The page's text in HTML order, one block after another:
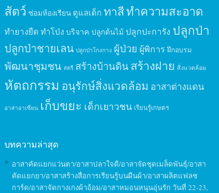
สัตว์ ซ่อมห้องเรียน ดูแลเด็ก ทาสีทำความสะอาด
ทำยางยืด ทำโป่ง บริจาค ปลูกต้นไม้ ปลูกปะการัง ปลูกป่า
ปลูกป่าชายเลน ปลูกป่าโกงกาง ผู้ป่วย ผู้พิการ ฝึกอบรม
พัฒนาชุมชน สตรี สร้างบ้านดินสร้างฝาย สิ่งแวดล้อม
หัตถกรรม อนุรักษ์สิ่งแวดล้อม อาสาต่างแดน
อาสาอาเซียน เก็บขยะ เด็กเยาวชน เรียนรู้เกษตร
บทความล่าสุด
อาสาคัดแยกแว่นตา/อาสาปลาใจดี/อาสาจัดชุดเมล็ดพันธุ์/อาสา
คัดแยกยา/อาสาสร้างสื่อการเรียนรู้บนผืนผ้า/อาสาผลิตแฟลช
การ์ด/อาสาจัดกางเกงผ้าอ้อม/อาสาหมอนหนุนอุ่นรัก วันที่ 22-23,